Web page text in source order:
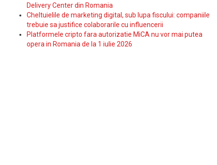
Delivery Center din Romania
Cheltuielile de marketing digital, sub lupa fiscului: companiile
trebuie sa justifice colaborarile cu influencerii
Platformele cripto fara autorizatie MiCA nu vor mai putea
opera in Romania de la 1 iulie 2026